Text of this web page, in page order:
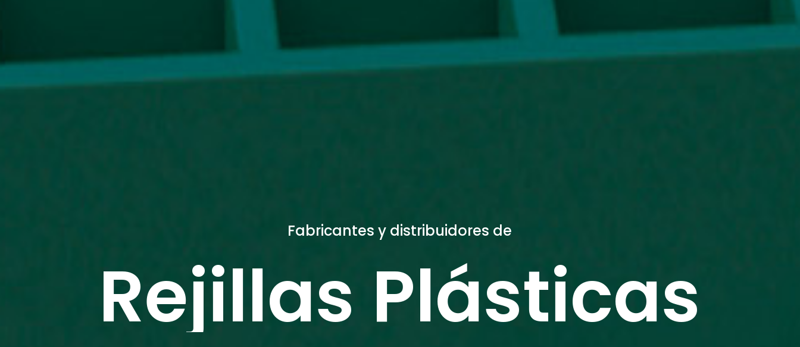
Fabricantes y distribuidores de
Rejillas Plásticas